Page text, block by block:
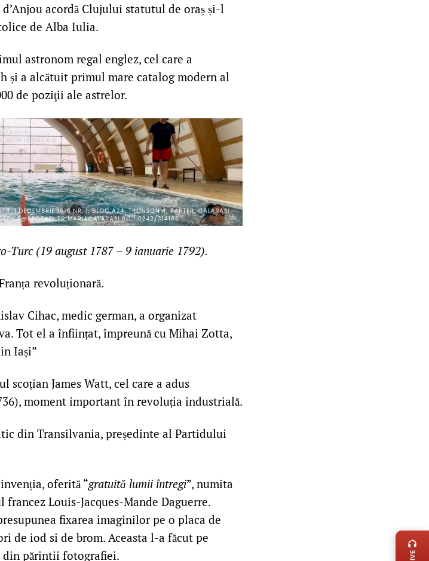
acordă Clujului statutul de oraș și-l
de Alba Iulia.
astronom regal englez, cel care a
și a alcătuit primul mare catalog modern al
de poziţii ale astrelor.
Turc (19 august 1787 – 9 ianuarie 1792).
revoluționară.
Cihac, medic german, a organizat
Tot el a înființat, împreună cu Mihai Zotta,
Iași”
James Watt, cel care a adus
moment important în revoluția industrială.
din Transilvania, președinte al Partidului
oferită “gratuită lumii întregi”, numita
Louis-Jacques-Mande Daguerre.
fixarea imaginilor pe o placa de
de iod si de brom. Aceasta l-a făcut pe
din părintii fotografiei.